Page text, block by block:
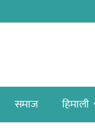
समाज हिमाली